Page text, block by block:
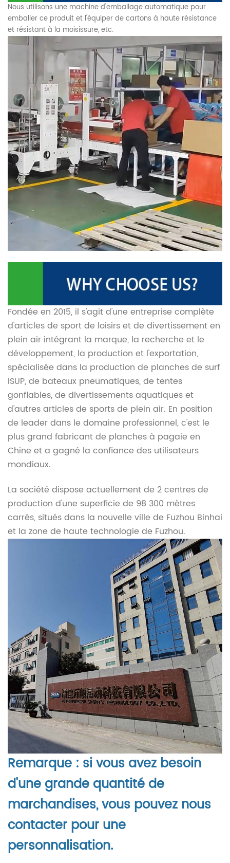
Nous utilisons une machine d'emballage automatique pour
emballer ce produit et l'équiper de cartons à haute résistance
et résistant à la moisissure, etc.
Fondée en 2015, il s'agit d'une entreprise complète
d'articles de sport de loisirs et de divertissement en
plein air intégrant la marque, la recherche et le
développement, la production et l'exportation,
spécialisée dans la production de planches de surf
ISUP, de bateaux pneumatiques, de tentes
gonflables, de divertissements aquatiques et
d'autres articles de sports de plein air. En position
de leader dans le domaine professionnel, c'est le
plus grand fabricant de planches à pagaie en
Chine et a gagné la confiance des utilisateurs
mondiaux.
La société dispose actuellement de 2 centres de
production d'une superficie de 98 300 mètres
carrés, situés dans la nouvelle ville de Fuzhou Binhai
et la zone de haute technologie de Fuzhou.
Remarque : si vous avez besoin
d'une grande quantité de
marchandises, vous pouvez nous
contacter pour une
personnalisation.